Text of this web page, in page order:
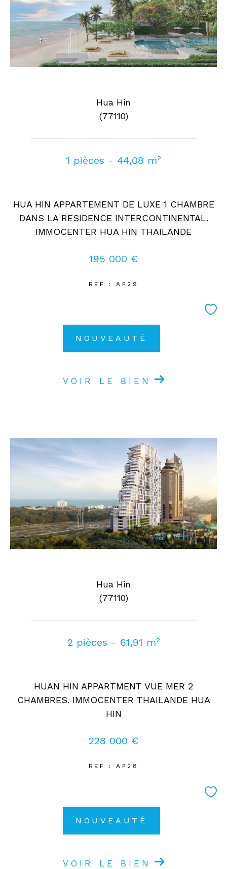
Hua Hin
(77110)
1 pièces - 44,08 m²
HUA HIN APPARTEMENT DE LUXE 1 CHAMBRE
DANS LA RESIDENCE INTERCONTINENTAL.
IMMOCENTER HUA HIN THAILANDE
195 000 €
REF : AP29
NOUVEAUTÉ
VOIR LE BIEN
Hua Hin
(77110)
2 pièces - 61,91 m²
HUAN HIN APPARTMENT VUE MER 2
CHAMBRES. IMMOCENTER THAILANDE HUA
HIN
228 000 €
REF : AP28
NOUVEAUTÉ
VOIR LE BIEN